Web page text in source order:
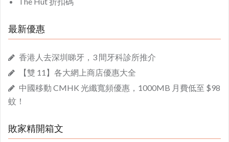
最新優惠
香港人去深圳睇牙，3 間牙科診所推介
【雙 11】各大網上商店優惠大全
中國移動 CMHK 光纖寬頻優惠，1000MB 月費低至 $98
蚊！
敗家精開箱文